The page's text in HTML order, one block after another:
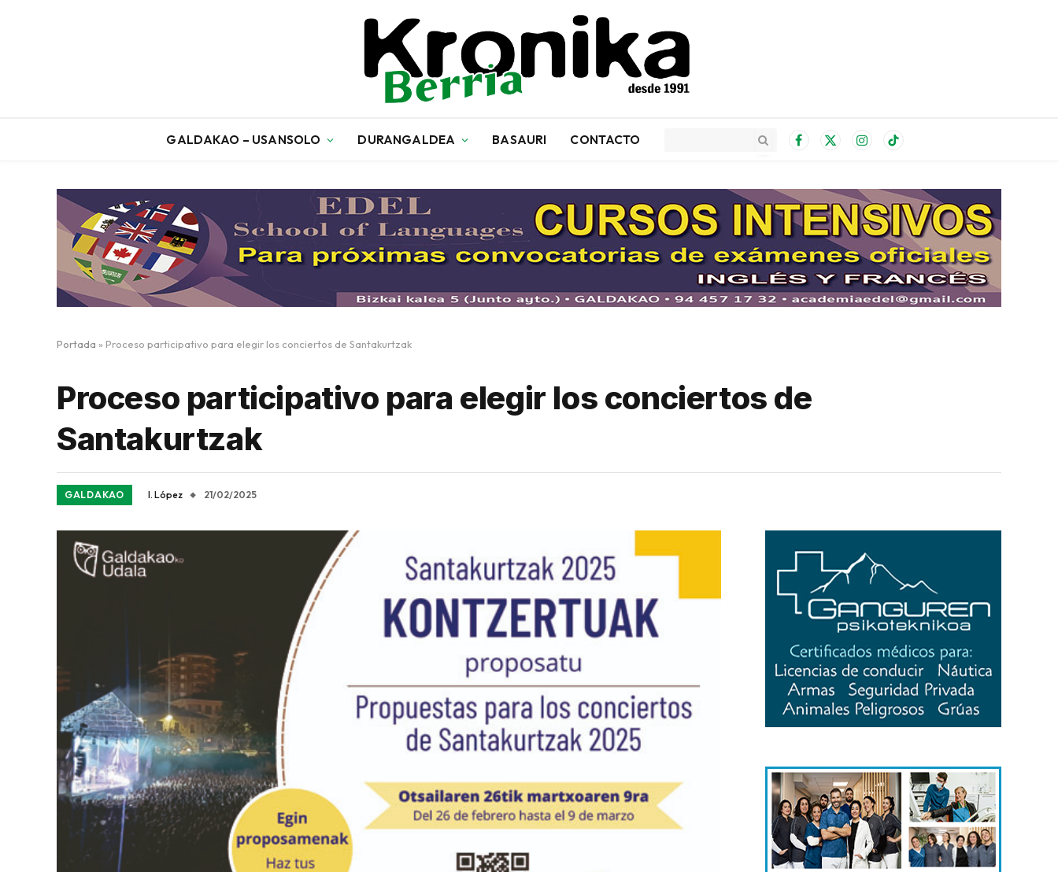
GALDAKAO – USANSOLO DURANGALDEA BASAURI CONTACTO Facebook
X
InstagramTikTok
Portada » Proceso participativo para elegir los conciertos de Santakurtzak
Proceso participativo para elegir los conciertos de
Santakurtzak
GALDAKAO I. López 21/02/2025